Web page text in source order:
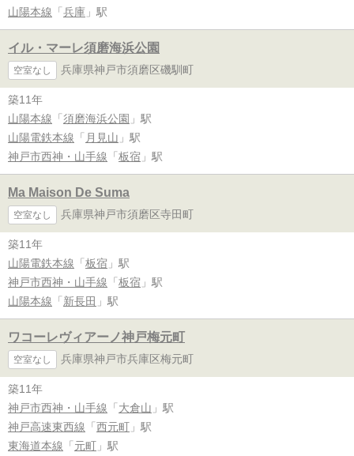
山陽本線 「 兵庫 」駅
イル・マーレ須磨海浜公園
空室なし 兵庫県神戸市須磨区磯馴町
築11年
山陽本線 「 須磨海浜公園 」駅
山陽電鉄本線 「 月見山 」駅
神戸市西神・山手線 「 板宿 」駅
Ma Maison De Suma
空室なし 兵庫県神戸市須磨区寺田町
築11年
山陽電鉄本線 「 板宿 」駅
神戸市西神・山手線 「 板宿 」駅
山陽本線 「 新長田 」駅
ワコーレヴィアーノ神戸梅元町
空室なし 兵庫県神戸市兵庫区梅元町
築11年
神戸市西神・山手線 「 大倉山 」駅
神戸高速東西線 「 西元町 」駅
東海道本線 「 元町 」駅